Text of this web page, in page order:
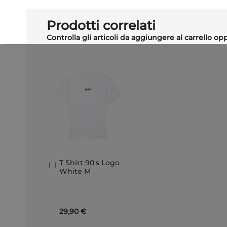
Prodotti correlati
Controlla gli articoli da aggiungere al carrello
T Shirt 90's Logo
White M
29,90 €
Aggiungi
al